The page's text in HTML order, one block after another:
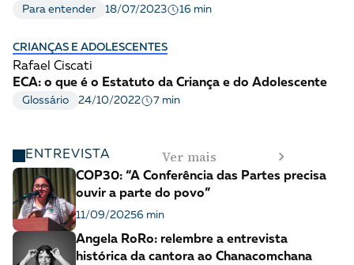
Para entender 18/07/2023 16 min
CRIANÇAS E ADOLESCENTES
Rafael Ciscati
ECA: o que é o Estatuto da Criança e do Adolescente
Glossário 24/10/2022 7 min
ENTREVISTA Ver mais
COP30: “A Conferência das Partes precisa
ouvir a parte do povo”
11/09/20256 min
Angela RoRo: relembre a entrevista
histórica da cantora ao Chanacomchana